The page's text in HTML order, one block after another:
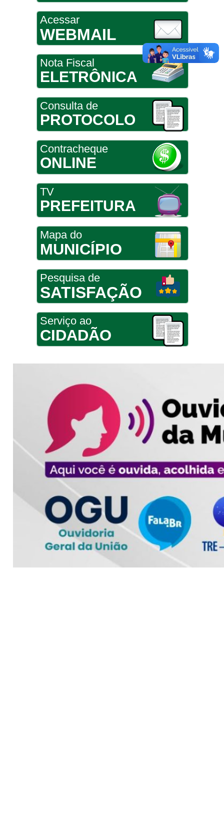
Acessar
WEBMAIL
Nota Fiscal
ELETRÔNICA
Consulta de
PROTOCOLO
Contracheque
ONLINE
TV
PREFEITURA
Mapa do
MUNICÍPIO
Pesquisa de
SATISFAÇÃO
Serviço ao
CIDADÃO